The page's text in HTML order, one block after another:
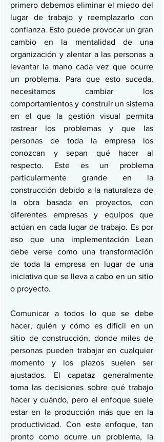
primero debemos eliminar el miedo del
lugar de trabajo y reemplazarlo con
confianza. Esto puede provocar un gran
cambio en la mentalidad de una
organización y alentar a las personas a
levantar la mano cada vez que ocurre
un problema. Para que esto suceda,
necesitamos cambiar los
comportamientos y construir un sistema
en el que la gestión visual permita
rastrear los problemas y que las
personas de toda la empresa los
conozcan y sepan qué hacer al
respecto. Este es un problema
particularmente grande en la
construcción debido a la naturaleza de
la obra basada en proyectos, con
diferentes empresas y equipos que
actúan en cada lugar de trabajo. Es por
eso que una implementación Lean
debe verse como una transformación
de toda la empresa en lugar de una
iniciativa que se lleva a cabo en un sitio
o proyecto.
Comunicar a todos lo que se debe
hacer, quién y cómo es difícil en un
sitio de construcción, donde miles de
personas pueden trabajar en cualquier
momento y los plazos suelen ser
ajustados. El capataz generalmente
toma las decisiones sobre qué trabajo
hacer y cuándo, pero el enfoque suele
estar en la producción más que en la
productividad. Con este enfoque, tan
pronto como ocurre un problema, la